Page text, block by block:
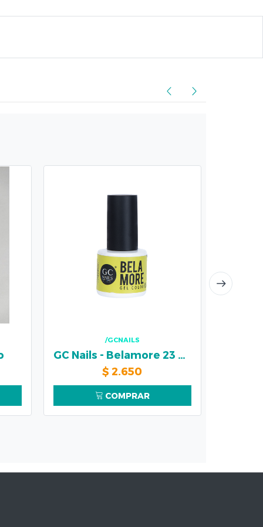
/GCNAILS
GC Nails - Belamore 23 Neon
$2.650
COMPRAR